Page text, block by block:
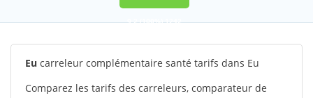
9,2(100%)1242
votes
Eu carreleur complémentaire santé tarifs dans Eu
Comparez les tarifs des carreleurs, comparateur de